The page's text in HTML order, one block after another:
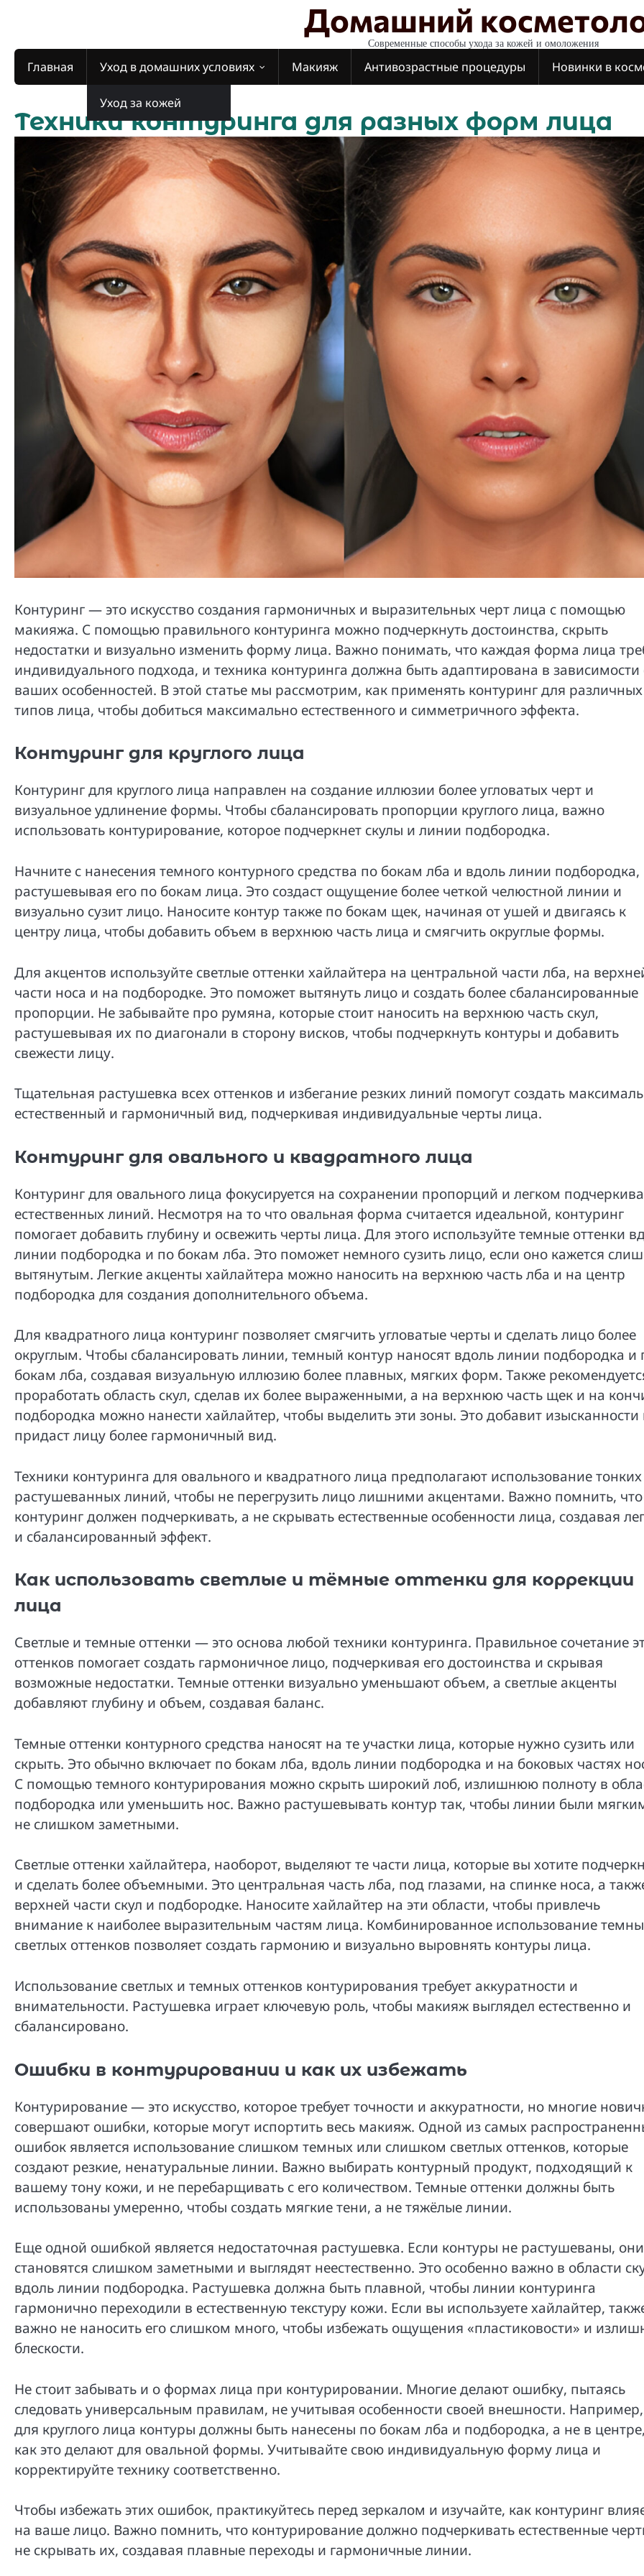
Домашний
Современные способы ухода за кожей и омоложения
Главная Уход в домашних условиях
Уход за кожей
Макияж Антивозрастные процедуры Новинки в
Техники контуринга для разных форм лица
Контуринг — это искусство создания гармоничных и выразительных черт лица с помощью
макияжа. С помощью правильного контуринга можно подчеркнуть достоинства, скрыть
недостатки и визуально изменить форму лица. Важно понимать, что каждая форма лица
индивидуального подхода, и техника контуринга должна быть адаптирована в зависимости
ваших особенностей. В этой статье мы рассмотрим, как применять контуринг для различных
типов лица, чтобы добиться максимально естественного и симметричного эффекта.
Контуринг для круглого лица
Контуринг для круглого лица направлен на создание иллюзии более угловатых черт и
визуальное удлинение формы. Чтобы сбалансировать пропорции круглого лица, важно
использовать контурирование, которое подчеркнет скулы и линии подбородка.
Начните с нанесения темного контурного средства по бокам лба и вдоль линии подбородка,
растушевывая его по бокам лица. Это создаст ощущение более четкой челюстной линии и
визуально сузит лицо. Наносите контур также по бокам щек, начиная от ушей и двигаясь к
центру лица, чтобы добавить объем в верхнюю часть лица и смягчить округлые формы.
Для акцентов используйте светлые оттенки хайлайтера на центральной части лба, на
части носа и на подбородке. Это поможет вытянуть лицо и создать более сбалансированные
пропорции. Не забывайте про румяна, которые стоит наносить на верхнюю часть скул,
растушевывая их по диагонали в сторону висков, чтобы подчеркнуть контуры и добавить
свежести лицу.
Тщательная растушевка всех оттенков и избегание резких линий помогут создать
естественный и гармоничный вид, подчеркивая индивидуальные черты лица.
Контуринг для овального и квадратного лица
Контуринг для овального лица фокусируется на сохранении пропорций и легком
естественных линий. Несмотря на то что овальная форма считается идеальной, контуринг
помогает добавить глубину и освежить черты лица. Для этого используйте темные оттенки
линии подбородка и по бокам лба. Это поможет немного сузить лицо, если оно кажется
вытянутым. Легкие акценты хайлайтера можно наносить на верхнюю часть лба и на центр
подбородка для создания дополнительного объема.
Для квадратного лица контуринг позволяет смягчить угловатые черты и сделать лицо более
округлым. Чтобы сбалансировать линии, темный контур наносят вдоль линии подбородка и
бокам лба, создавая визуальную иллюзию более плавных, мягких форм. Также
проработать область скул, сделав их более выраженными, а на верхнюю часть щек и на
подбородка можно нанести хайлайтер, чтобы выделить эти зоны. Это добавит изысканности
придаст лицу более гармоничный вид.
Техники контуринга для овального и квадратного лица предполагают использование
растушеванных линий, чтобы не перегрузить лицо лишними акцентами. Важно помнить, что
контуринг должен подчеркивать, а не скрывать естественные особенности лица, создавая
и сбалансированный эффект.
Как использовать светлые и тёмные оттенки для коррекции
лица
Светлые и темные оттенки — это основа любой техники контуринга. Правильное сочетание
оттенков помогает создать гармоничное лицо, подчеркивая его достоинства и скрывая
возможные недостатки. Темные оттенки визуально уменьшают объем, а светлые акценты
добавляют глубину и объем, создавая баланс.
Темные оттенки контурного средства наносят на те участки лица, которые нужно сузить или
скрыть. Это обычно включает по бокам лба, вдоль линии подбородка и на боковых частях
С помощью темного контурирования можно скрыть широкий лоб, излишнюю полноту в
подбородка или уменьшить нос. Важно растушевывать контур так, чтобы линии были
не слишком заметными.
Светлые оттенки хайлайтера, наоборот, выделяют те части лица, которые вы хотите
и сделать более объемными. Это центральная часть лба, под глазами, на спинке носа, а
верхней части скул и подбородке. Наносите хайлайтер на эти области, чтобы привлечь
внимание к наиболее выразительным частям лица. Комбинированное использование
светлых оттенков позволяет создать гармонию и визуально выровнять контуры лица.
Использование светлых и темных оттенков контурирования требует аккуратности и
внимательности. Растушевка играет ключевую роль, чтобы макияж выглядел естественно и
сбалансировано.
Ошибки в контурировании и как их избежать
Контурирование — это искусство, которое требует точности и аккуратности, но многие
совершают ошибки, которые могут испортить весь макияж. Одной из самых
ошибок является использование слишком темных или слишком светлых оттенков, которые
создают резкие, ненатуральные линии. Важно выбирать контурный продукт, подходящий к
вашему тону кожи, и не перебарщивать с его количеством. Темные оттенки должны быть
использованы умеренно, чтобы создать мягкие тени, а не тяжёлые линии.
Еще одной ошибкой является недостаточная растушевка. Если контуры не растушеваны, они
становятся слишком заметными и выглядят неестественно. Это особенно важно в области
вдоль линии подбородка. Растушевка должна быть плавной, чтобы линии контуринга
гармонично переходили в естественную текстуру кожи. Если вы используете хайлайтер,
важно не наносить его слишком много, чтобы избежать ощущения «пластиковости» и
блескости.
Не стоит забывать и о формах лица при контурировании. Многие делают ошибку, пытаясь
следовать универсальным правилам, не учитывая особенности своей внешности. Например,
для круглого лица контуры должны быть нанесены по бокам лба и подбородка, а не в центре,
как это делают для овальной формы. Учитывайте свою индивидуальную форму лица и
корректируйте технику соответственно.
Чтобы избежать этих ошибок, практикуйтесь перед зеркалом и изучайте, как контуринг
на ваше лицо. Важно помнить, что контурирование должно подчеркивать естественные
не скрывать их, создавая плавные переходы и гармоничные линии.